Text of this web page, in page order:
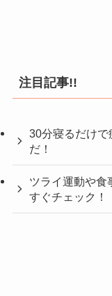
注目記事!!
30分寝るだけ
だ！
ツライ運動や食
すぐチェック！